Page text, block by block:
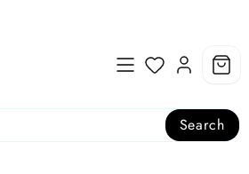
Search